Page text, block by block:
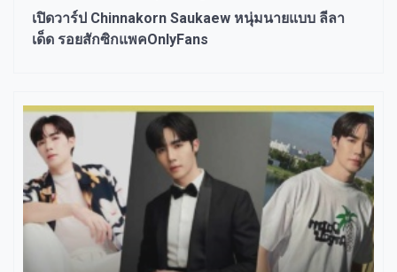
เปิดวาร์ป Chinnakorn Saukaew หนุ่มนายแบบ ลีลา
เด็ด รอยสักซิกแพคOnlyFans